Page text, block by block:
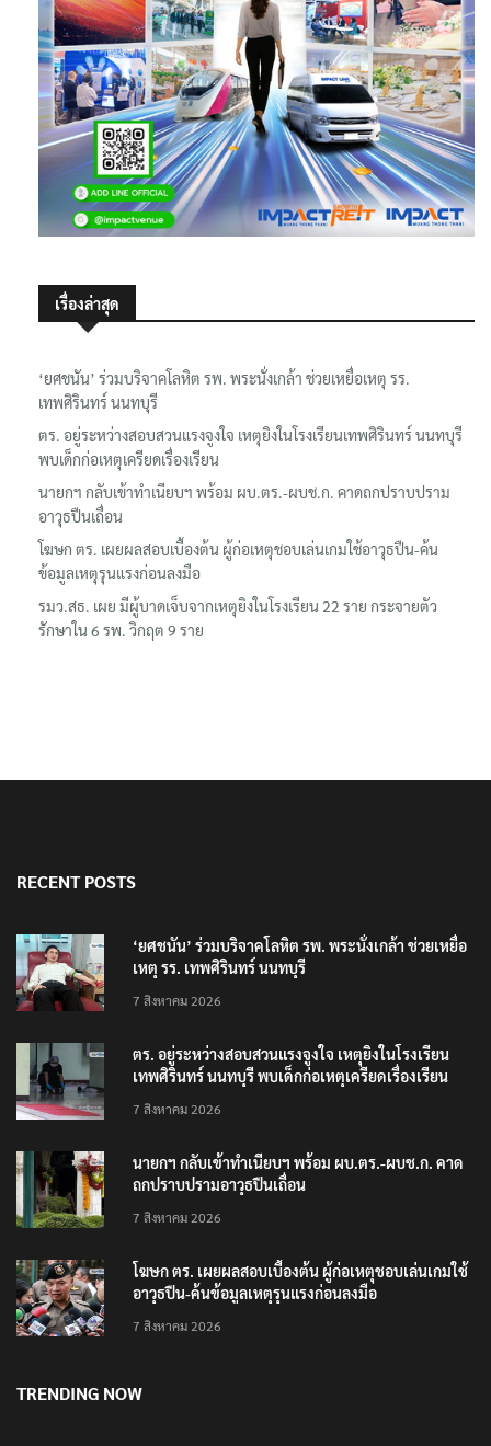
เรื่องล่าสุด
‘ยศชนัน’ ร่วมบริจาคโลหิต รพ. พระนั่งเกล้า ช่วยเหยื่อเหตุ รร.
เทพศิรินทร์ นนทบุรี
ตร. อยู่ระหว่างสอบสวนแรงจูงใจ เหตุยิงในโรงเรียนเทพศิรินทร์ นนทบุรี
พบเด็กก่อเหตุเครียดเรื่องเรียน
นายกฯ กลับเข้าทำเนียบฯ พร้อม ผบ.ตร.-ผบช.ก. คาดถกปราบปราม
อาวุธปืนเถื่อน
โฆษก ตร. เผยผลสอบเบื้องต้น ผู้ก่อเหตุชอบเล่นเกมใช้อาวุธปืน-ค้น
ข้อมูลเหตุรุนแรงก่อนลงมือ
รมว.สธ. เผย มีผู้บาดเจ็บจากเหตุยิงในโรงเรียน 22 ราย กระจายตัว
รักษาใน 6 รพ. วิกฤต 9 ราย
RECENT POSTS
‘ยศชนัน’ ร่วมบริจาคโลหิต รพ. พระนั่งเกล้า ช่วยเหยื่อ
เหตุ รร. เทพศิรินทร์ นนทบุรี
7 สิงหาคม 2026
ตร. อยู่ระหว่างสอบสวนแรงจูงใจ เหตุยิงในโรงเรียน
เทพศิรินทร์ นนทบุรี พบเด็กก่อเหตุเครียดเรื่องเรียน
7 สิงหาคม 2026
นายกฯ กลับเข้าทำเนียบฯ พร้อม ผบ.ตร.-ผบช.ก. คาด
ถกปราบปรามอาวุธปืนเถื่อน
7 สิงหาคม 2026
โฆษก ตร. เผยผลสอบเบื้องต้น ผู้ก่อเหตุชอบเล่นเกมใช้
อาวุธปืน-ค้นข้อมูลเหตุรุนแรงก่อนลงมือ
7 สิงหาคม 2026
TRENDING NOW